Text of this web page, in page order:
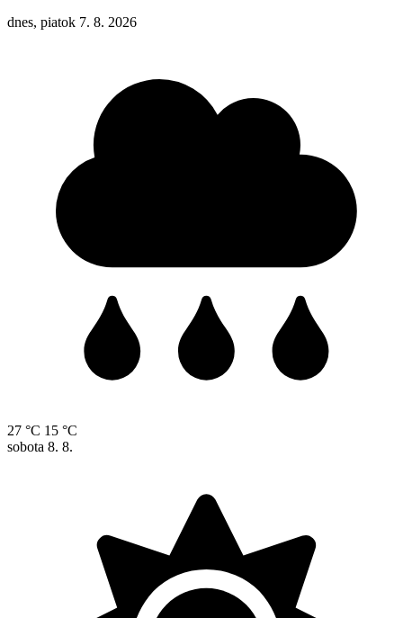
dnes, piatok 7. 8. 2026
27 °C 15 °C
sobota 8. 8.